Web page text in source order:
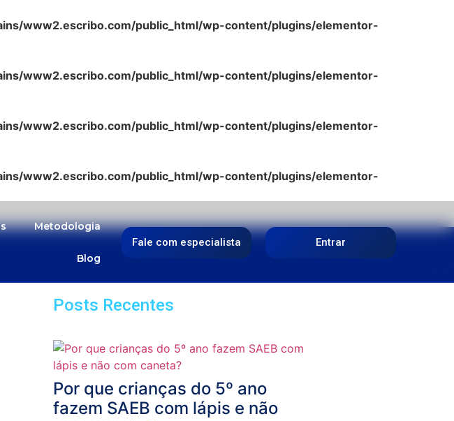
www2.escribo.com/public_html/wp-content/plugins/elementor-
www2.escribo.com/public_html/wp-content/plugins/elementor-
www2.escribo.com/public_html/wp-content/plugins/elementor-
www2.escribo.com/public_html/wp-content/plugins/elementor-
Metodologia
Blog
Fale com especialista Entrar
Posts Recentes
Por que crianças do 5º ano
fazem SAEB com lápis e não